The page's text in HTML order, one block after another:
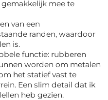
mee te
van een
randen, waardoor
is.
functie: rubberen
worden om metalen
het statief vast te
Een slim detail dat ik
heb gezien.